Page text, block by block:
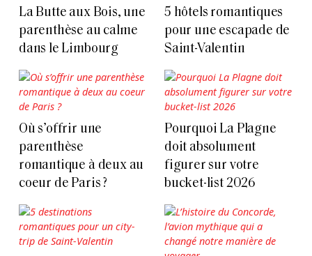
La Butte aux Bois, une
parenthèse au calme
dans le Limbourg
5 hôtels romantiques
pour une escapade de
Saint-Valentin
Où s’offrir une
parenthèse
romantique à deux au
coeur de Paris ?
Pourquoi La Plagne
doit absolument
figurer sur votre
bucket-list 2026